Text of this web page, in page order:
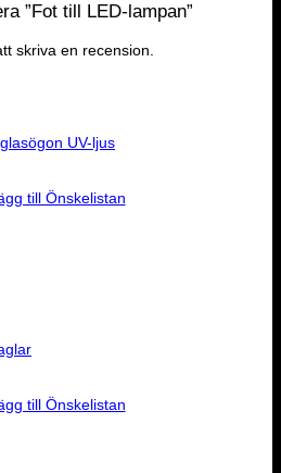
”Fot till LED-lampan”
skriva en recension.
till Önskelistan
till Önskelistan